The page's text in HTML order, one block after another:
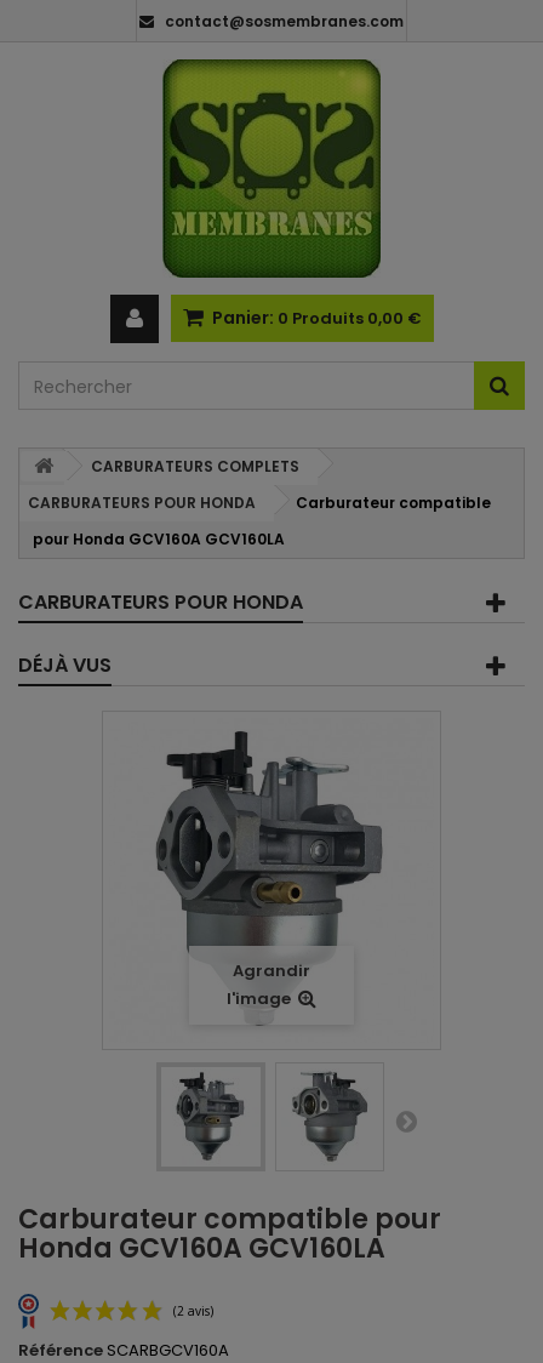
contact@sosmembranes.com
Panier: 0 Produits 0,00 €
CARBURATEURS COMPLETS
CARBURATEURS POUR HONDA
Carburateur compatible
pour Honda GCV160A GCV160LA
CARBURATEURS POUR HONDA
DÉJÀ VUS
Agrandir
l'image
Carburateur compatible pour
Honda GCV160A GCV160LA
Référence SCARBGCV160A